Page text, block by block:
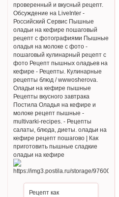
проверенный и вкусный рецепт.
Обсуждение на LiveInter -
Российский Сервис Пышные
оладьи на кефире пошаговый
рецепт с фотографиями Пышные
оладья на молоке с фото -
пошаговый кулинарный рецепт с
фото Рецепт пышных оладьев на
кефире - Рецепты. Кулинарные
рецепты блюд / wwwosherova.
Оладьи на кефире пышные
Рецепты вкусного завтрака
Постила Оладья на кефире и
молоке рецепт пышные -
multivarki-recipes. - Рецепты
салаты, блюда, диеты. оладьи на
кефире рецепт пошагово | Как
приготовить пышные сладкие
оладьи на кефире
Рецепт как